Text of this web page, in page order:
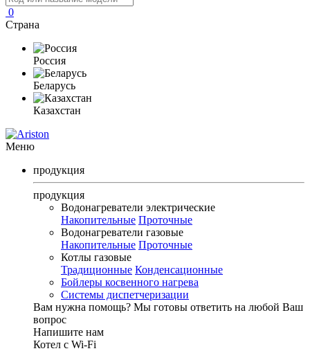
0
Страна
Россия
Беларусь
Казахстан
Меню
продукция
продукция
Водонагреватели электрические
Накопительные Проточные
Водонагреватели газовые
Накопительные Проточные
Котлы газовые
Традиционные Конденсационные
Бойлеры косвенного нагрева
Системы диспетчеризации
Вам нужна помощь? Мы готовы ответить на любой Ваш
вопрос
Напишите нам
Котел с Wi-Fi